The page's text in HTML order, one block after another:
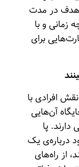
هدف در مدت
زمانی و با
برای
افرادی با
آن‌هایی
دارند. پا
درباره‌ی یک
از راه‌های